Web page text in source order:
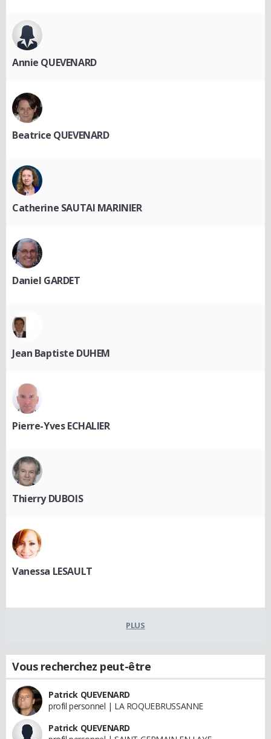
Annie QUEVENARD
Beatrice QUEVENARD
Catherine SAUTAI MARINIER
Daniel GARDET
Jean Baptiste DUHEM
Pierre-Yves ECHALIER
Thierry DUBOIS
Vanessa LESAULT
PLUS
Vous recherchez peut-être
Patrick QUEVENARD
profil personnel | LA ROQUEBRUSSANNE
Patrick QUEVENARD